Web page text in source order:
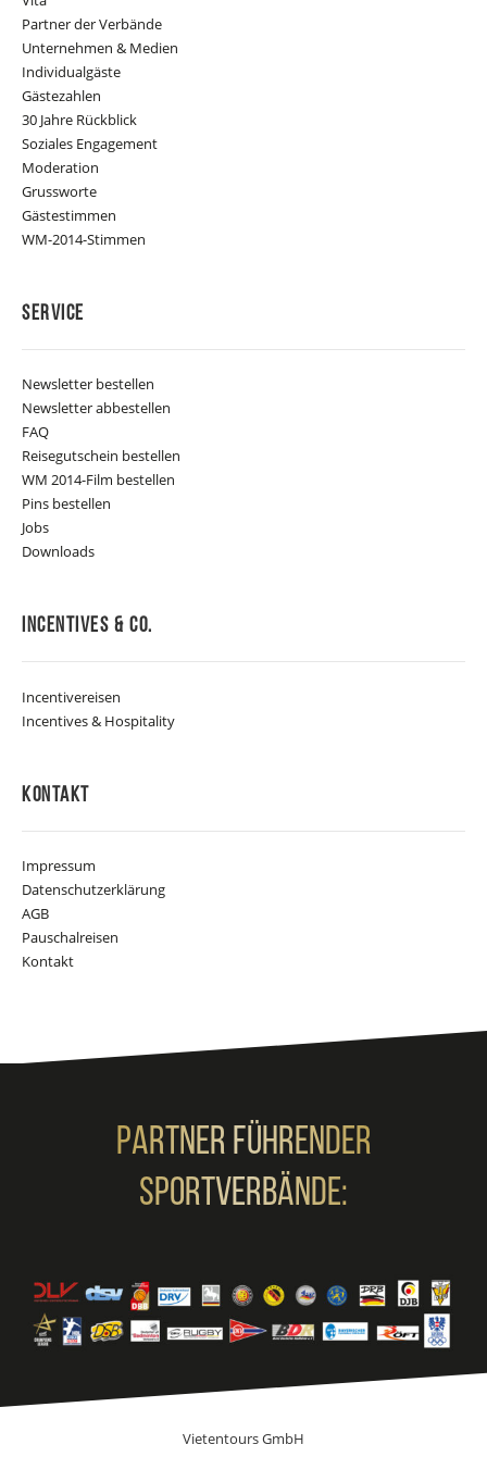
Partner der Verbände
Unternehmen & Medien
Individualgäste
Gästezahlen
30 Jahre Rückblick
Soziales Engagement
Moderation
Grussworte
Gästestimmen
WM-2014-Stimmen
Service
Newsletter bestellen
Newsletter abbestellen
FAQ
Reisegutschein bestellen
WM 2014-Film bestellen
Pins bestellen
Jobs
Downloads
Incentives & Co.
Incentivereisen
Incentives & Hospitality
Kontakt
Impressum
Datenschutzerklärung
AGB
Pauschalreisen
Kontakt
Partner Führender
Sportverbände:
Vietentours GmbH